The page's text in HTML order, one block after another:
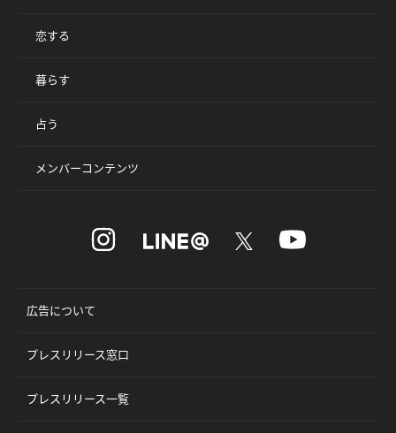
恋する
暮らす
占う
メンバーコンテンツ
広告について
プレスリリース窓口
プレスリリース一覧